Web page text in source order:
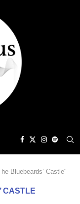
Bluebeards’ Castle"
CASTLE